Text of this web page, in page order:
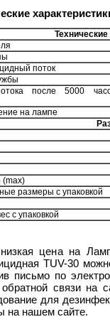
Технические
поток
после 5000
на лампе
(max)
размеры с упаковкой
с упаковкой
цена на
TUV-30
письмо по
связи на
для
на нашем сайте.